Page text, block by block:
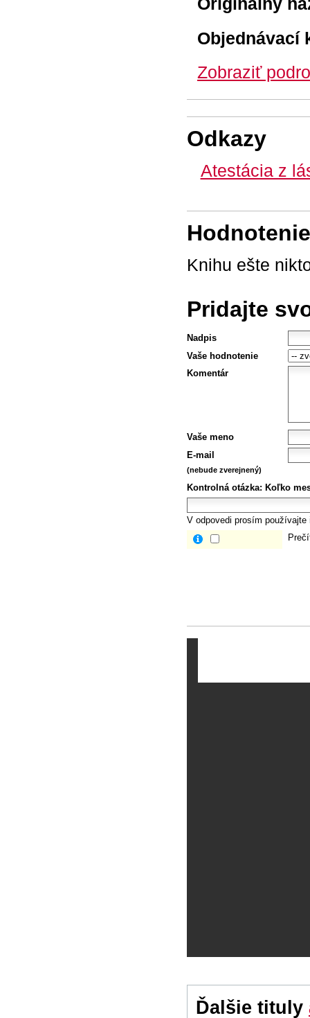
Objednávací
Zobraziť
Odkazy
Atestácia z
Knihu ešte
Pridajte
Nadpis
Vaše hodnotenie
Komentár
Vaše meno
E-mail
(nebude zverejnený)
Kontrolná otázka: Koľko
V odpovedi prosím
Ďalšie tituly